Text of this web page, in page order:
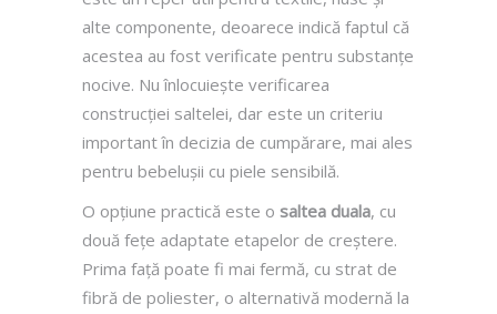
alte componente, deoarece indică faptul că
acestea au fost verificate pentru substanțe
nocive. Nu înlocuiește verificarea
construcției saltelei, dar este un criteriu
important în decizia de cumpărare, mai ales
pentru bebelușii cu piele sensibilă.
O opțiune practică este o saltea duala, cu
două fețe adaptate etapelor de creștere.
Prima față poate fi mai fermă, cu strat de
fibră de poliester, o alternativă modernă la